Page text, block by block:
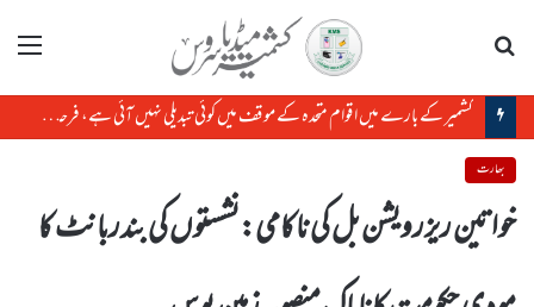
مینو
کشمیر کے بارے میں اقوام متحدہ کے موقف میں کوئی تبدیلی نہیں آئی ہے، فرحان عزیز
بھارت
خواتین ریزرویشن بل کی ناکامی:نشستوں کی بندربانٹ کا